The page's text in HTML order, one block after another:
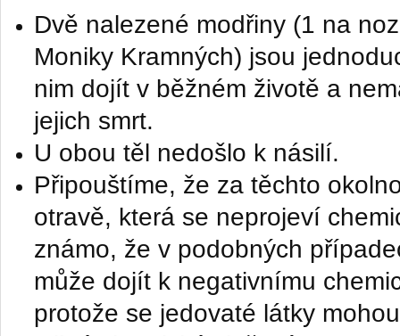
Dvě nalezené modřiny (1 na
Moniky Kramných) jsou
nim dojít v běžném životě a
jejich smrt.
U obou těl nedošlo k násilí.
Připouštíme, že za těchto
otravě, která se neprojeví
známo, že v podobných
může dojít k negativnímu
protože se jedovaté látky